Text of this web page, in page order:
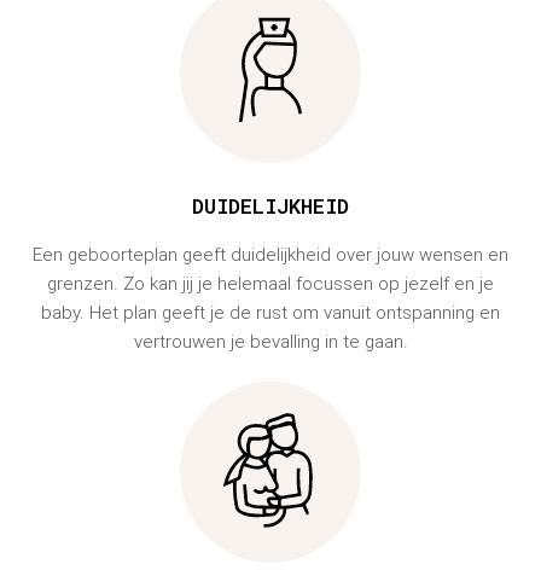
DUIDELIJKHEID
Een geboorteplan geeft duidelijkheid over jouw wensen en
grenzen. Zo kan jij je helemaal focussen op jezelf en je
baby. Het plan geeft je de rust om vanuit ontspanning en
vertrouwen je bevalling in te gaan.